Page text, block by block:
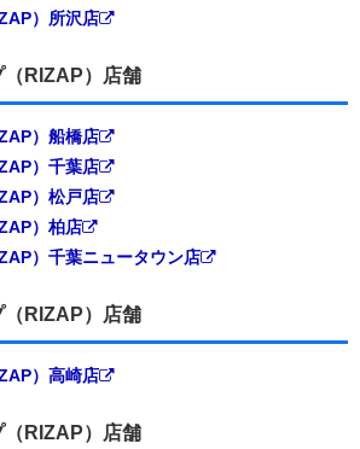
）所沢店
RIZAP）店舗
）船橋店
）千葉店
）松戸店
）柏店
）千葉ニュータウン店
RIZAP）店舗
）高崎店
RIZAP）店舗